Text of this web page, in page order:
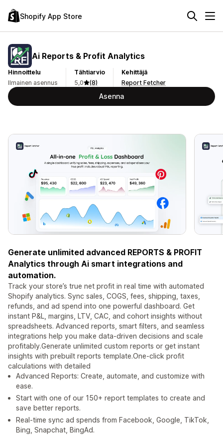
Shopify App Store
Ai Reports & Profit Analytics
Hinnoittelu
Ilmainen asennus
Tähtiarvio
5,0
(8)
Kehittäjä
Report Fetcher
Asenna
Generate unlimited advanced REPORTS & PROFIT
Analytics through Ai smart integrations and
automation.
Track your store’s true net profit in real time with automated
Shopify analytics. Sync sales, COGS, fees, shipping, taxes,
refunds, and ad spend into one powerful dashboard. Get
instant P&L, margins, LTV, CAC, and cohort insights without
spreadsheets. Advanced reports, smart filters, and seamless
integrations help you make data-driven decisions and scale
profitably.Generate unlimited custom reports or get instant
insights with prebuilt reports template.One-click profit
calculations with detailed
Advanced Reports: Create, automate, and customize with
ease.
Start with one of our 150+ report templates to create and
save better reports.
Real-time sync ad spends from Facebook, Google, TikTok,
Bing, Snapchat, BingAd.